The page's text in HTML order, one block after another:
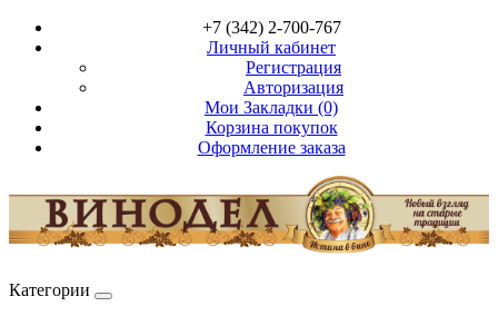
+7 (342) 2-700-767
Личный кабинет
Регистрация
Авторизация
Мои Закладки (0)
Корзина покупок
Оформление заказа
Категории